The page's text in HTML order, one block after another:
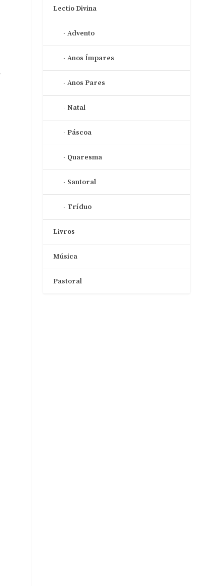
Lectio Divina
Advento
Anos Ímpares
Anos Pares
Natal
Páscoa
Quaresma
Santoral
Tríduo
Livros
Música
Pastoral